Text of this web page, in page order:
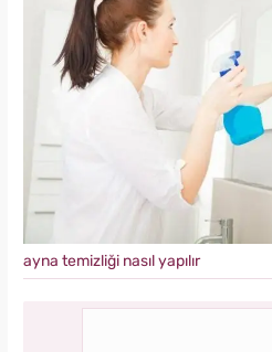
ayna temizliği nasıl yapılır